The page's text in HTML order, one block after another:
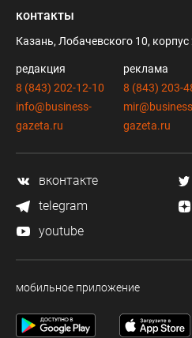
контакты
Казань, Лобачевского 10, корпус
редакция
8 (843) 202-12-10
info@business-
gazeta.ru
реклама
8 (843) 203-
gazeta.ru
вконтакте
telegram
youtube
мобильное приложение